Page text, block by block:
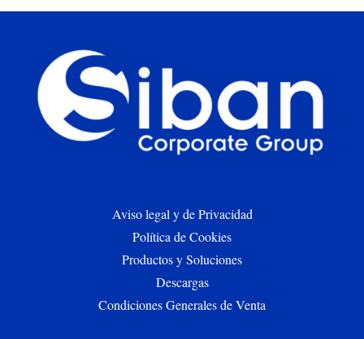
Aviso legal y de Privacidad
Política de Cookies
Productos y Soluciones
Descargas
Condiciones Generales de Venta